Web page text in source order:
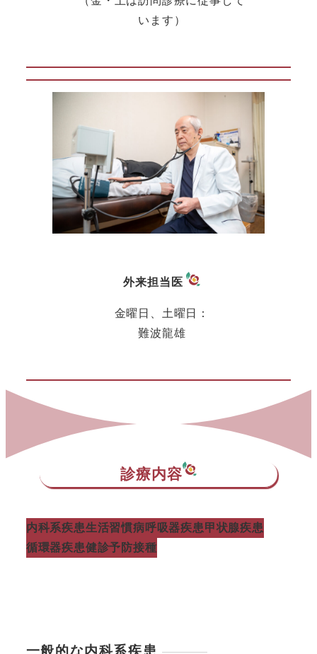
います）
外来担当医
金曜日、土曜日：
難波龍雄
診療内容
内科系疾患生活習慣病呼吸器疾患甲状腺疾患
循環器疾患健診予防接種
一般的な内科系疾患